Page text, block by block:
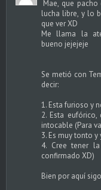
Mae, que
lucha libre, y lo
que ver XD
Me llama la
bueno jejejeje
Se metió con
decir:
1. Esta furioso y
2. Esta
intocable (Para
3. Es muy tonto y
4. Cree tener
confirmado XD)
Bien por aquí